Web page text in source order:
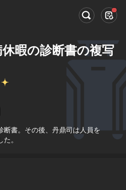
暇の診断書の複写
断書。その後、丹鼎司は人員を
。